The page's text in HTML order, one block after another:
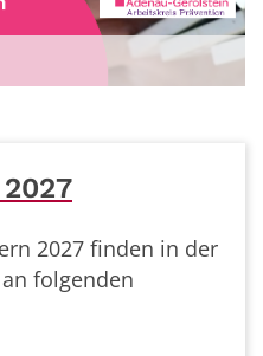
2027 finden in der
folgenden